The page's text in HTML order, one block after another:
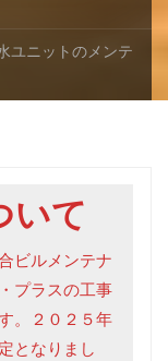
ユニットのメンテ
いて
ビルメンテナ
プラスの工事
。２０２５年
となりまし